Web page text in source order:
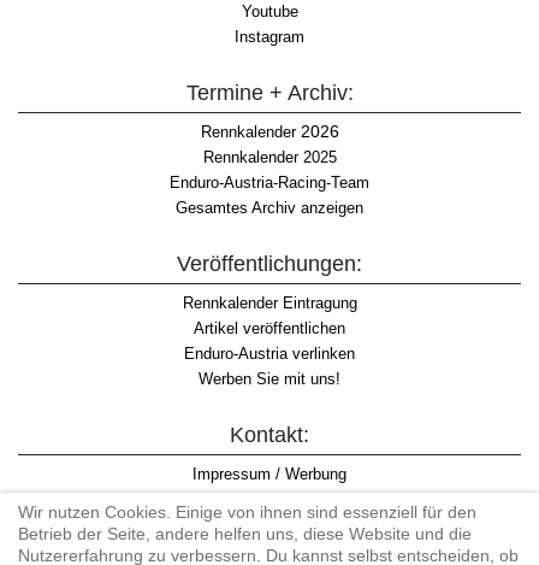
Youtube
Instagram
Termine + Archiv:
Rennkalender2026
Rennkalender 2025
Enduro-Austria-Racing-Team
Gesamtes Archiv anzeigen
Veröffentlichungen:
Rennkalender Eintragung
Artikel veröffentlichen
Enduro-Austria verlinken
Werben Sie mit uns!
Kontakt:
Impressum / Werbung
Informationspflicht WKO
AGB
Wir nutzen Cookies. Einige von ihnen sind essenziell für den
Betrieb der Seite, andere helfen uns, diese Website und die
Nutzererfahrung zu verbessern. Du kannst selbst entscheiden, ob